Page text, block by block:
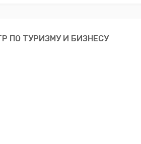
ПО ТУРИЗМУ И БИЗНЕСУ